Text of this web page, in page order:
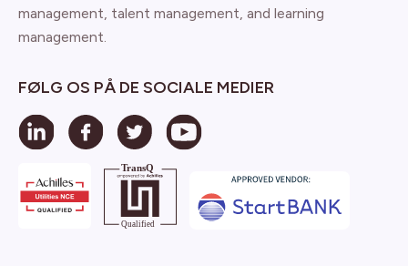
management, talent management, and learning
management.
FØLG OS PÅ DE SOCIALE MEDIER